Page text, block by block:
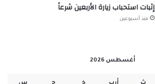
إثبات استحباب زيارة الأربعين شرعاً
منذ أسبوعين
أغسطس 2026